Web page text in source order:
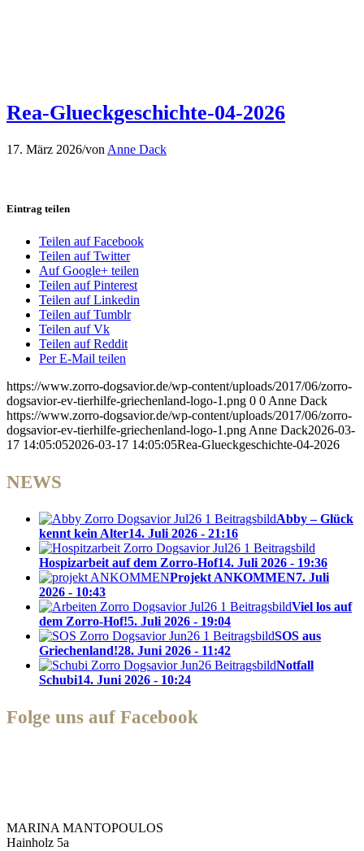
Rea-Glueckgeschichte-04-2026
17. März 2026/von Anne Dack
Eintrag teilen
Teilen auf Facebook
Teilen auf Twitter
Auf Google+ teilen
Teilen auf Pinterest
Teilen auf Linkedin
Teilen auf Tumblr
Teilen auf Vk
Teilen auf Reddit
Per E-Mail teilen
https://www.zorro-dogsavior.de/wp-content/uploads/2017/06/zorro-
dogsavior-ev-tierhilfe-griechenland-logo-1.png 0 0 Anne Dack
https://www.zorro-dogsavior.de/wp-content/uploads/2017/06/zorro-
dogsavior-ev-tierhilfe-griechenland-logo-1.png Anne Dack2026-03-
17 14:05:052026-03-17 14:05:05Rea-Glueckgeschichte-04-2026
NEWS
Abby – Glück
kennt kein Alter14. Juli 2026 - 21:16
Hospizarbeit auf dem Zorro-Hof14. Juli 2026 - 19:36
Projekt ANKOMMEN7. Juli
2026 - 10:43
Viel los auf
dem Zorro-Hof!5. Juli 2026 - 19:04
SOS aus
Griechenland!28. Juni 2026 - 11:42
Notfall
Schubi14. Juni 2026 - 10:24
Folge uns auf Facebook
MARINA MANTOPOULOS
Hainholz 5a